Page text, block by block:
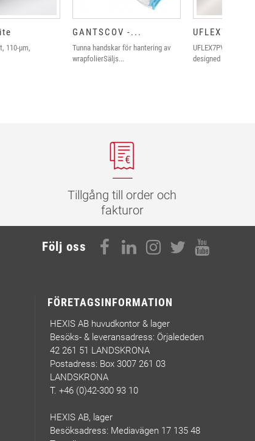
110-µm,
GANTSCOV -...
Tunna handskar för hantering av
wrapfolierSäljs...
UFLEX7PV2
UFLEX7PV2 was
designed for
Tillgång till order och
fakturor
Följ oss
FÖRETAGSINFORMATION
HEXIS AB huvudkontor & lager
Besöks- & leveransadress: Örjalededen
42 261 51 LANDSKRONA
Postadress: Box 3007 261 03
LANDSKRONA
T. +46 (0)42-300 93 10
HEXIS AB, lager
Besöksadress: Mediavägen 17 135 48